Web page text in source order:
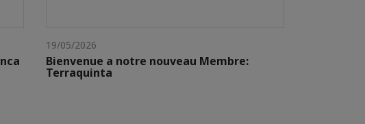
19/05/2026
Bienvenue a notre nouveau Membre:
Terraquinta